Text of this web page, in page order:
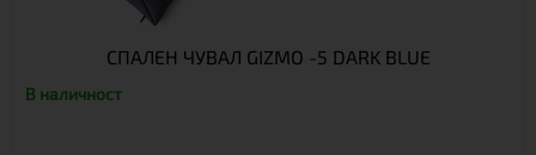
СПАЛЕН ЧУВАЛ GIZMO -5 DARK BLUE
В наличност